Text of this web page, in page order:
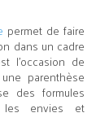
permet de faire
dans un cadre
l’occasion de
parenthèse
des formules
les envies et